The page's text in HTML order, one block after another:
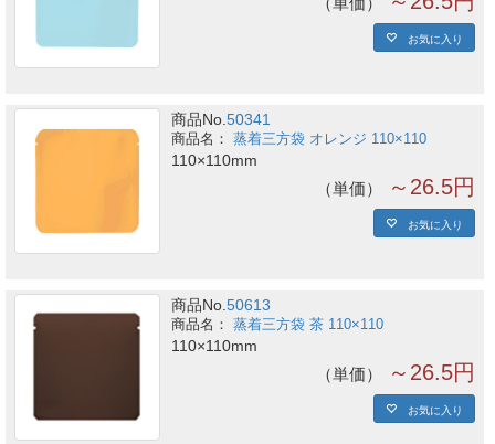
お気に入り
商品No.50341
蒸着三方袋 オレンジ 110×110
110×110mm
単価 ～26.5円
お気に入り
商品No.50613
蒸着三方袋 茶 110×110
110×110mm
単価 ～26.5円
お気に入り